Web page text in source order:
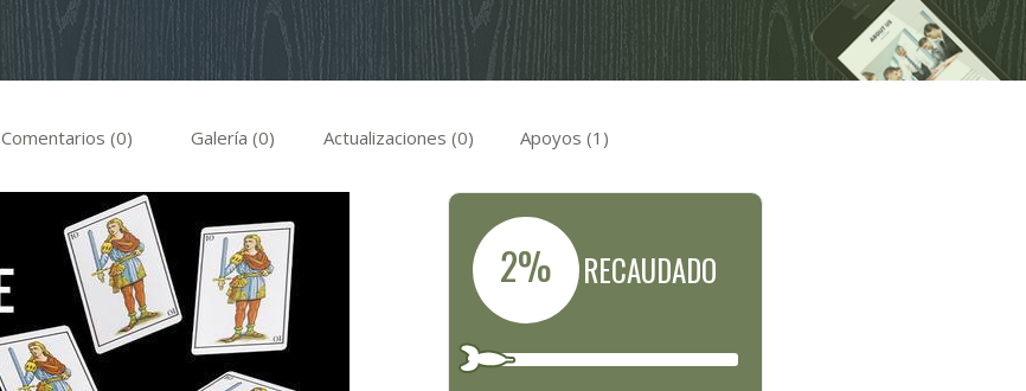
Comentarios (0) Galería (0) Actualizaciones (0) Apoyos (1)
2% RECAUDADO